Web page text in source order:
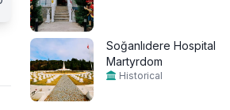
Soğanlıdere Hospital
Martyrdom
Historical